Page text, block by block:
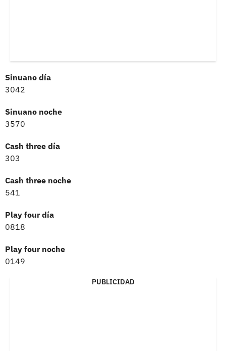
Sinuano día
3042
Sinuano noche
3570
Cash three día
303
Cash three noche
541
Play four día
0818
Play four noche
0149
PUBLICIDAD